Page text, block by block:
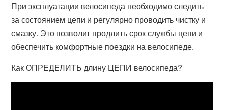
При эксплуатации велосипеда необходимо следить
за состоянием цепи и регулярно проводить чистку и
смазку. Это позволит продлить срок службы цепи и
обеспечить комфортные поездки на велосипеде.
Как ОПРЕДЕЛИТЬ длину ЦЕПИ велосипеда?